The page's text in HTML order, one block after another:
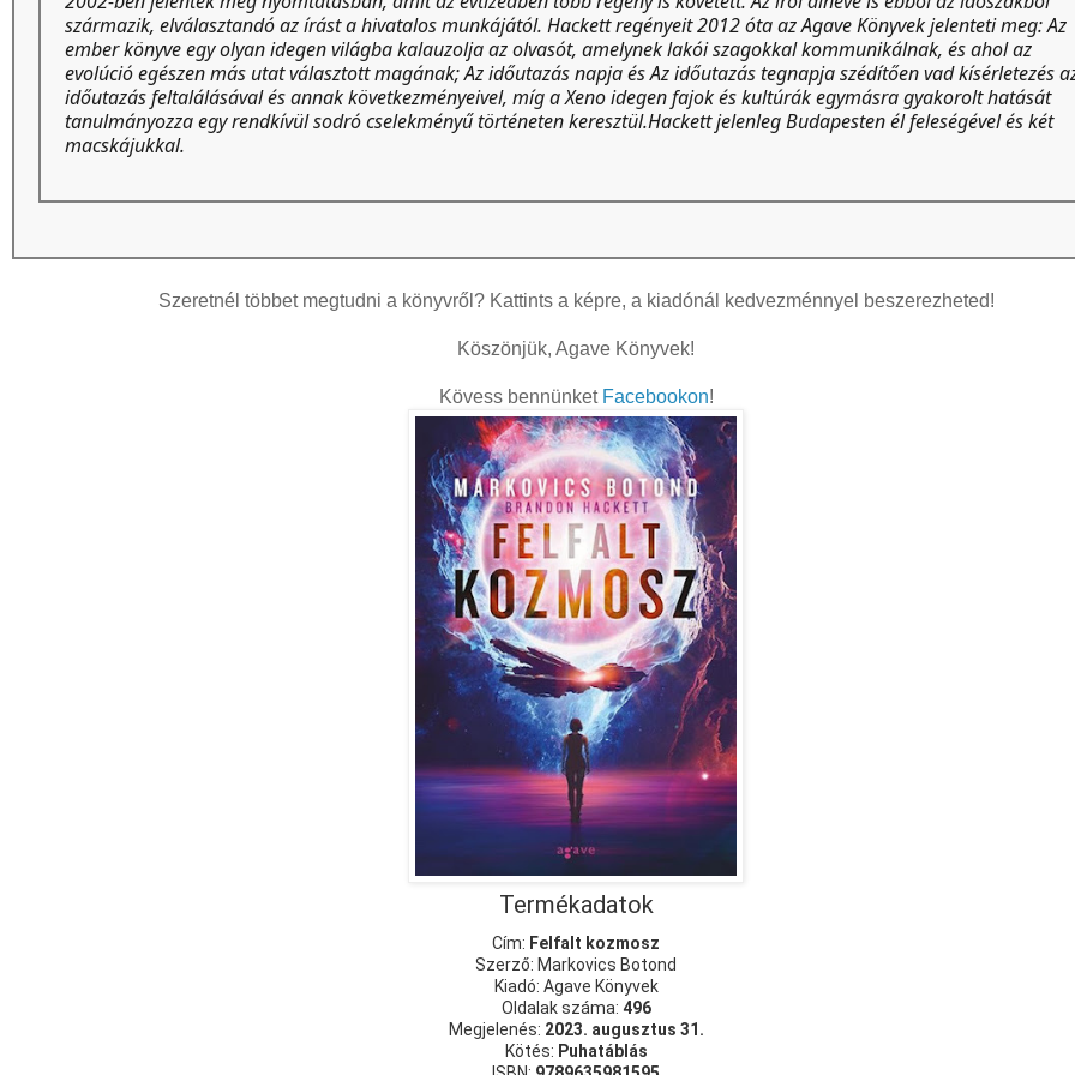
származik, elválasztandó az írást a hivatalos munkájától. Hackett regényeit 2012 óta az Agave Könyvek jelenteti meg: Az
ember könyve egy olyan idegen világba kalauzolja az olvasót, amelynek lakói szagokkal kommunikálnak, és ahol az
evolúció egészen más utat választott magának; Az időutazás napja és Az időutazás tegnapja szédítően vad kísérletezés
időutazás feltalálásával és annak következményeivel, míg a Xeno idegen fajok és kultúrák egymásra gyakorolt hatását
tanulmányozza egy rendkívül sodró cselekményű történeten keresztül.Hackett jelenleg Budapesten él feleségével és két
macskájukkal.
Szeretnél többet megtudni a könyvről? Kattints a képre, a kiadónál kedvezménnyel beszerezheted!
Köszönjük, Agave Könyvek!
Kövess bennünket Facebookon!
Termékadatok
Cím: Felfalt kozmosz
Szerző: Markovics Botond
Kiadó: Agave Könyvek
Oldalak száma: 496
Megjelenés: 2023. augusztus 31.
Kötés: Puhatáblás